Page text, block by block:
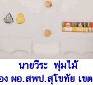
นายวีระ พุ่มไม้
ง ผอ.สพป.สุโขทัย เข